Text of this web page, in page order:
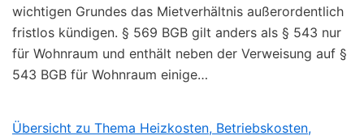
wichtigen Grundes das Mietverhältnis außerordentlich
fristlos kündigen. § 569 BGB gilt anders als § 543 nur
für Wohnraum und enthält neben der Verweisung auf §
543 BGB für Wohnraum einige…
Übersicht zu Thema Heizkosten, Betriebskosten,